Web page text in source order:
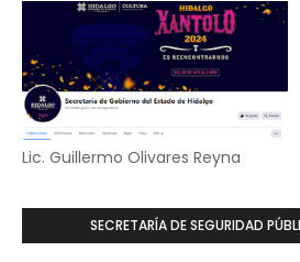
Lic. Guillermo Olivares Reyna
SECRETARÍA DE SEGURIDAD